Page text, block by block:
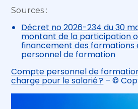
Sources :
Décret no 2026-234 du 30
montant de la participation
financement des formations
personnel de formation
Compte personnel de
charge pour le salarié ? – ©